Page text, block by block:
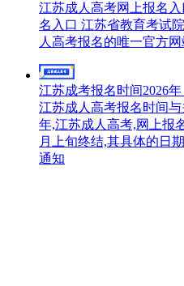
江苏成人高考网上报名
名入口 江苏省教育考试
人高考报名的唯一官方
江苏成考报名时间2026
江苏成人高考报名时间
年,江苏成人高考,网上报
月上旬终结,其具体的日
通知